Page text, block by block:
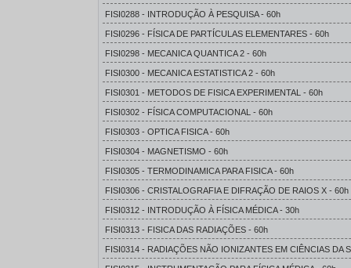
FISI0288 - INTRODUÇÃO À PESQUISA - 60h
FISI0296 - FÍSICA DE PARTÍCULAS ELEMENTARES - 60h
FISI0298 - MECANICA QUANTICA 2 - 60h
FISI0300 - MECANICA ESTATISTICA 2 - 60h
FISI0301 - METODOS DE FISICA EXPERIMENTAL - 60h
FISI0302 - FÍSICA COMPUTACIONAL - 60h
FISI0303 - OPTICA FISICA - 60h
FISI0304 - MAGNETISMO - 60h
FISI0305 - TERMODINAMICA PARA FISICA - 60h
FISI0306 - CRISTALOGRAFIA E DIFRAÇÃO DE RAIOS X - 60h
FISI0312 - INTRODUÇÃO À FÍSICA MÉDICA - 30h
FISI0313 - FISICA DAS RADIAÇÕES - 60h
FISI0314 - RADIAÇÕES NÃO IONIZANTES EM CIÊNCIAS DA